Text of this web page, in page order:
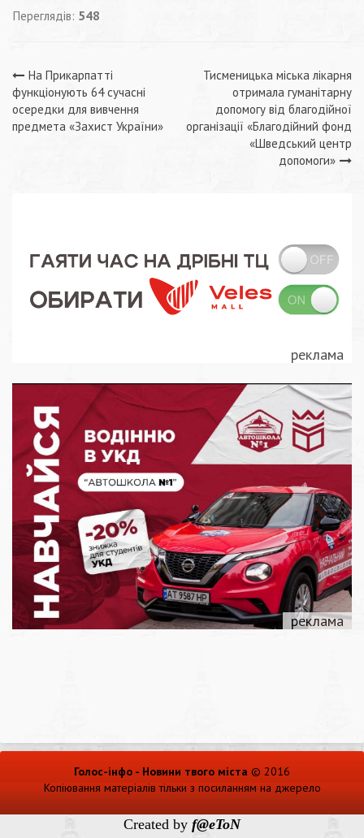
Переглядів: 548
Навігація
записів
На Прикарпатті
функціонують 64 сучасні
осередки для вивчення
предмета «Захист України»
Тисменицька міська лікарня
отримала гуманітарну
допомогу від благодійної
організації «Благодійний фонд
«Шведський центр
допомоги»
Голос-інфо - Новини твого міста © 2016
Копіювання матеріалів тільки з посиланням на джерело
Created by f@eToN